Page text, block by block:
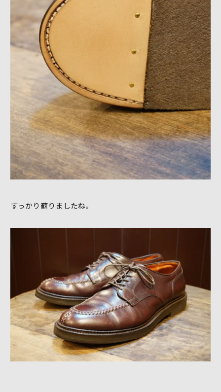
すっかり蘇りましたね。